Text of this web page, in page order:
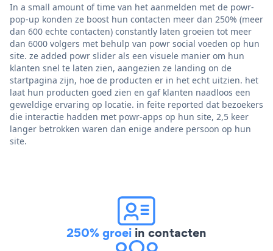
In a small amount of time van het aanmelden met de powr-
pop-up konden ze boost hun contacten meer dan 250% (meer
dan 600 echte contacten) constantly laten groeien tot meer
dan 6000 volgers met behulp van powr social voeden op hun
site. ze added powr slider als een visuele manier om hun
klanten snel te laten zien, aangezien ze landing on de
startpagina zijn, hoe de producten er in het echt uitzien. het
laat hun producten goed zien en gaf klanten naadloos een
geweldige ervaring op locatie. in feite reported dat bezoekers
die interactie hadden met powr-apps op hun site, 2,5 keer
langer betrokken waren dan enige andere persoon op hun
site.
250% groei in contacten